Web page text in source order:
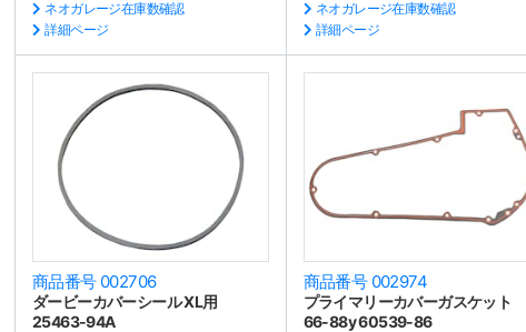
ネオガレージ在庫数確認
詳細ページ
ネオガレージ在庫数確認
詳細ページ
商品番号 002706
ダービーカバーシール XL用
25463-94A
商品番号 002974
プライマリーカバーガスケット
66-88y 60539-86